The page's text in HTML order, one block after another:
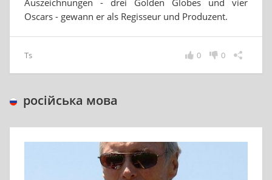
Auszeichnungen - drei Golden Globes und vier
Oscars - gewann er als Regisseur und Produzent.
Ts 0
0
російська мова